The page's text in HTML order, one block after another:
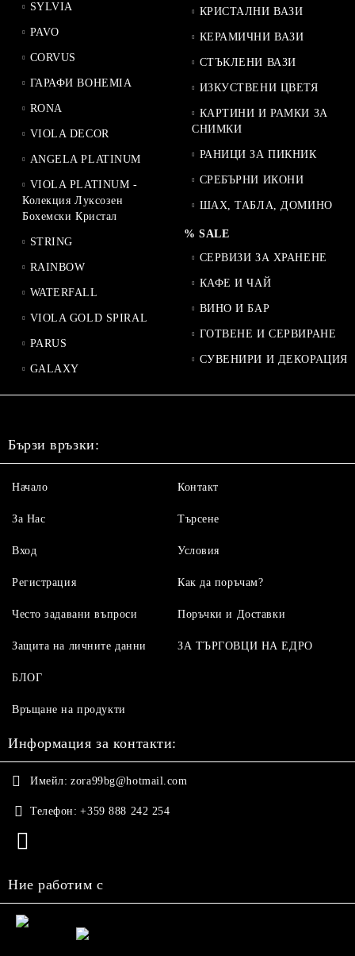
SYLVIA
PAVO
CORVUS
ГАРАФИ BOHEMIA
RONA
VIOLA DECOR
ANGELA PLATINUM
VIOLA PLATINUM -
Колекция Луксозен
Бохемски Кристал
STRING
RAINBOW
WATERFALL
VIOLA GOLD SPIRAL
PARUS
GALAXY
КРИСТАЛНИ ВАЗИ
КЕРАМИЧНИ ВАЗИ
СТЪКЛЕНИ ВАЗИ
ИЗКУСТВЕНИ ЦВЕТЯ
КАРТИНИ И РАМКИ ЗА
СНИМКИ
РАНИЦИ ЗА ПИКНИК
СРЕБЪРНИ ИКОНИ
ШАХ, ТАБЛА, ДОМИНО
% SALE
СЕРВИЗИ ЗА ХРАНЕНЕ
КАФЕ И ЧАЙ
ВИНО И БАР
ГОТВЕНЕ И СЕРВИРАНЕ
СУВЕНИРИ И ДЕКОРАЦИЯ
Бързи връзки:
Начало
За Нас
Вход
Регистрация
Контакт
Търсене
Условия
Как да поръчам?
Често задавани въпроси
Защита на личните данни
БЛОГ
Връщане на продукти
Поръчки и Доставки
ЗА ТЪРГОВЦИ НА ЕДРО
Информация за контакти:
Имейл: zora99bg@hotmail.com
Телефон: +359 888 242 254
Ние работим с